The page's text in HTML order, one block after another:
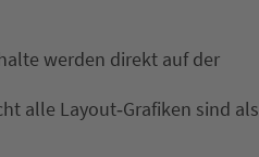
werden direkt auf der
alle Layout‐Grafiken sind als